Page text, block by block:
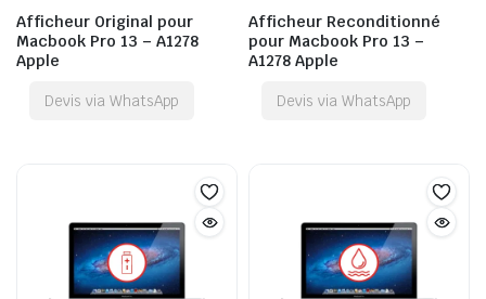
Afficheur Original pour
Macbook Pro 13 – A1278
Apple
Devis via WhatsApp
Afficheur Reconditionné
pour Macbook Pro 13 –
A1278 Apple
Devis via WhatsApp